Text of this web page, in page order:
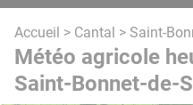
Accueil > Cantal > Saint-
Météo agricole
Saint-Bonnet-de-